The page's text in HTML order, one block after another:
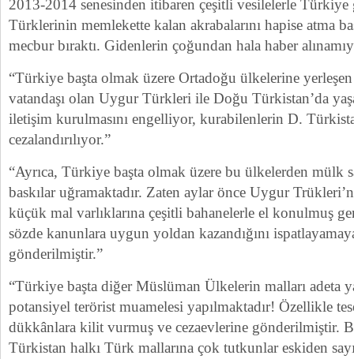
2013-2014 senesinden itibaren çeşitli vesilelerle
Türklerinin memlekette kalan akrabalarını hapise atma
mecbur bıraktı. Gidenlerin çoğundan hala haber
“Türkiye başta olmak üzere Ortadoğu ülkelerine
vatandaşı olan Uygur Türkleri ile Doğu Türkistan’da
iletişim kurulmasını engelliyor, kurabilenlerin D.
cezalandırılıyor.”
“Ayrıca, Türkiye başta olmak üzere bu ülkelerden mülk
baskılar uğramaktadır. Zaten aylar önce Uygur
küçük mal varlıklarına çeşitli bahanelerle el konulmuş
sözde kanunlara uygun yoldan kazandığını
gönderilmiştir.”
“Türkiye başta diğer Müslüman Ülkelerin malları adeta
potansiyel terörist muamelesi yapılmaktadır! Özellikle
dükkânlara kilit vurmuş ve cezaevlerine gönderilmiştir.
Türkistan halkı Türk mallarına çok tutkunlar eskiden